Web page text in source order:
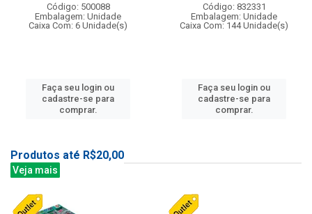
Código: 500088
Embalagem: Unidade
Caixa Com: 6 Unidade(s)
Faça seu login ou
cadastre-se para
comprar.
Código: 832331
Embalagem: Unidade
Caixa Com: 144 Unidade(s)
Faça seu login ou
cadastre-se para
comprar.
Produtos até R$20,00
Veja mais